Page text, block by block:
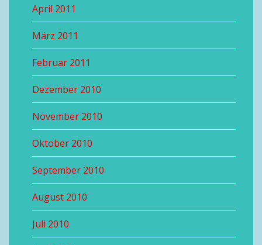
April 2011
März 2011
Februar 2011
Dezember 2010
November 2010
Oktober 2010
September 2010
August 2010
Juli 2010